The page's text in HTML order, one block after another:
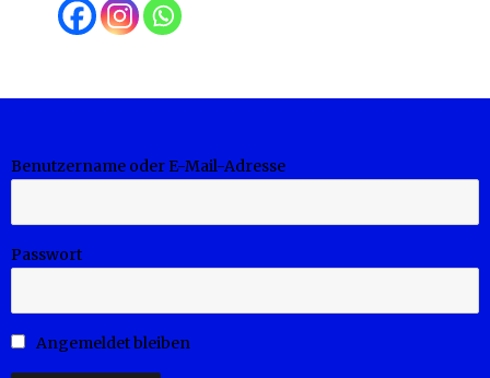
Benutzername oder E-Mail-Adresse
Passwort
Angemeldet bleiben